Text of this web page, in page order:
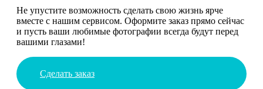
Не упустите возможность сделать свою жизнь ярче
вместе с нашим сервисом. Оформите заказ прямо сейчас
и пусть ваши любимые фотографии всегда будут перед
вашими глазами!
Сделать заказ